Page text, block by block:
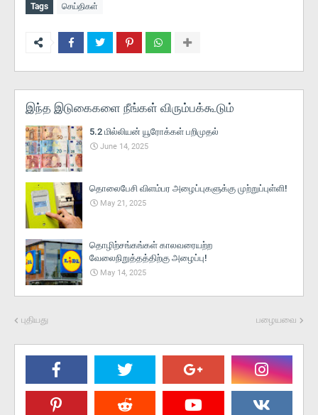
Tags செய்திகள்
இந்த இடுகைகளை நீங்கள் விரும்பக்கூடும்
5.2 மில்லியன் யூரோக்கள் பறிமுதல்
June 14, 2025
தொலைபேசி விளம்பர அழைப்புகளுக்கு முற்றுப்புள்ளி!
May 21, 2025
தொழிற்சங்கங்கள் காலவரையற்ற
வேலைநிறுத்தத்திற்கு அழைப்பு!
May 14, 2025
புதியது பழையவை